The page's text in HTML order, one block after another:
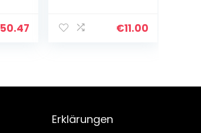
50.47
€11.00
Erklärungen